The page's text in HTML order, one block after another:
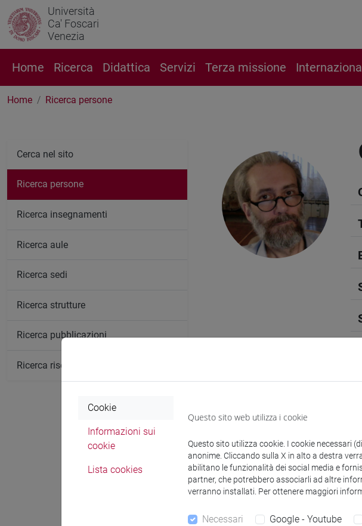
Università
Ca' Foscari
Venezia
Home Ricerca Didattica Servizi Terza missione
Home Ricerca persone
Comunicazioni Didattica
Cerca nel sito
Ricerca persone
Ricerca insegnamenti
Ricerca aule
Ricerca sedi
Ricerca strutture
Ricerca pubblicazioni
Ricerca risorse bibliografiche
Cookie
Informazioni sui
cookie
Lista cookies
Questo sito web utilizza i cookie
Questo sito utilizza cookie. I cookie necessari
anonime. Cliccando sulla X in alto a destra
abilitano le funzionalità dei social media e
partner, che potrebbero associarli ad altre
verranno installati. Per ottenere maggiori
Necessari Google - Youtube